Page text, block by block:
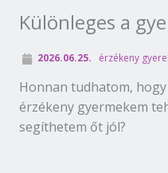
Különleges a
2026.06.25. érzékeny
Honnan tudhatom,
érzékeny gyermekem
segíthetem őt jól?